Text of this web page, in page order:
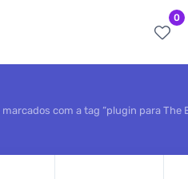
0
com a tag “plugin para The